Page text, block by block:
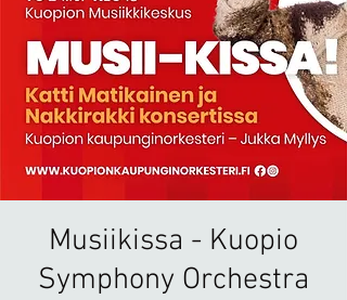
Musiikissa - Kuopio
Symphony Orchestra